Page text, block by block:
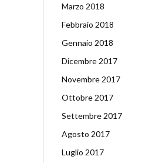
Marzo 2018
Febbraio 2018
Gennaio 2018
Dicembre 2017
Novembre 2017
Ottobre 2017
Settembre 2017
Agosto 2017
Luglio 2017